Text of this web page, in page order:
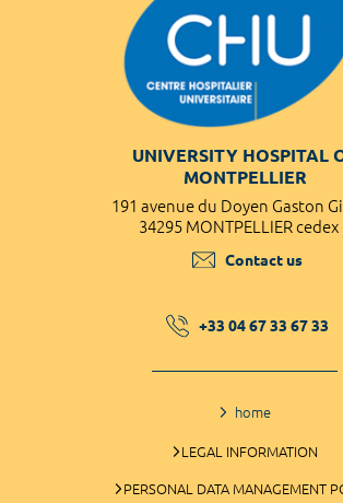
UNIVERSITY HOSPITAL
MONTPELLIER
191 avenue du Doyen Gaston
34295 MONTPELLIER cedex
Contact us
+33 04 67 33 67 33
home
LEGAL INFORMATION
PERSONAL DATA MANAGEMENT